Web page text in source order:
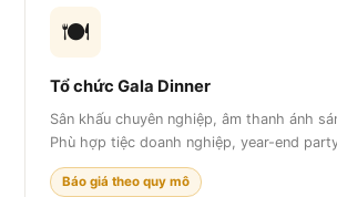
🍽️
Tổ chức Gala Dinner
Sân khấu chuyên nghiệp, âm thanh ánh
Phù hợp tiệc doanh nghiệp, year-end
Báo giá theo quy mô